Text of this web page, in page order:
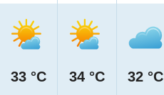
33 °C 34 °C 32 °C